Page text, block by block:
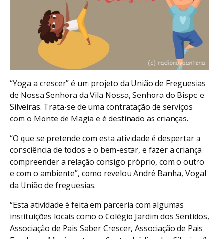
“Yoga a crescer” é um projeto da União de Freguesias
de Nossa Senhora da Vila Nossa, Senhora do Bispo e
Silveiras. Trata-se de uma contratação de serviços
com o Monte de Magia e é destinado as crianças.
“O que se pretende com esta atividade é despertar a
consciência de todos e o bem-estar, e fazer a criança
compreender a relação consigo próprio, com o outro
e com o ambiente”, como revelou André Banha, Vogal
da União de freguesias.
“Esta atividade é feita em parceria com algumas
instituições locais como o Colégio Jardim dos Sentidos,
Associação de Pais Saber Crescer, Associação de Pais